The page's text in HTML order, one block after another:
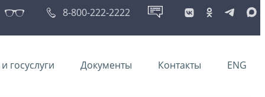
8-800-222-2222
госуслуги Документы Контакты ENG